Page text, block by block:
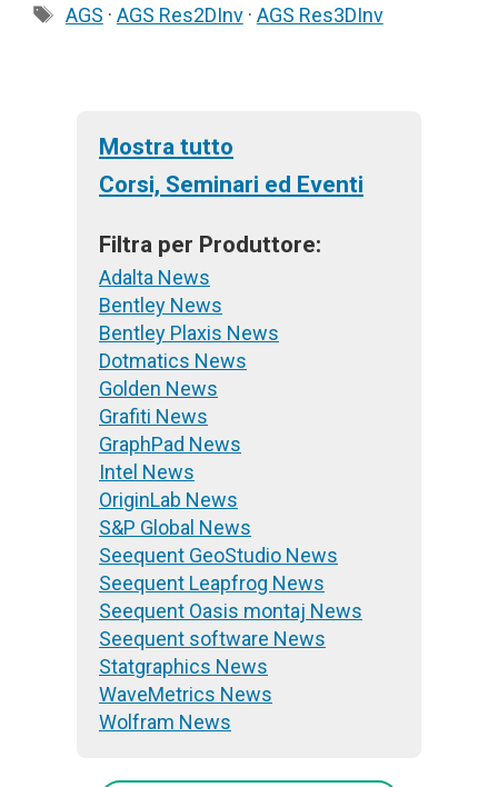
Tag
AGS · AGS Res2DInv· AGS Res3DInv
Mostra tutto
Corsi, Seminari ed Eventi
Filtra per Produttore:
Adalta News
Bentley News
Bentley Plaxis News
Dotmatics News
Golden News
Grafiti News
GraphPad News
Intel News
OriginLab News
S&P Global News
Seequent GeoStudio News
Seequent Leapfrog News
Seequent Oasis montaj News
Seequent software News
Statgraphics News
WaveMetrics News
Wolfram News